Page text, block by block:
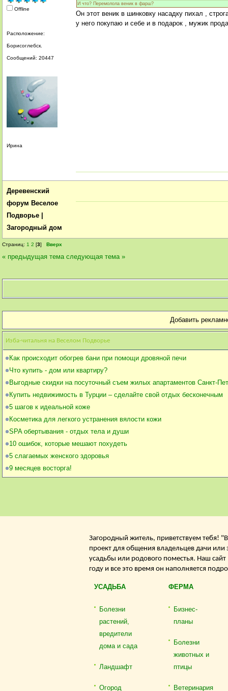
Offline
Расположение:
Борисоглебск.
Сообщений: 20447
Ирина
И что? Перемолола веник в фарш?
Он этот веник в шинковку насадку пихал ,
у него покупаю и себе и в подарок , мужик
Деревенский
форум Веселое
Подворье |
Загородный дом
Страниц: 1 2 [3] Вверх
« предыдущая тема следующая тема »
Добавить
Изба-читальня на Веселом Подворье
Как происходит обогрев бани при помощи дровяной печи
Что купить - дом или квартиру?
Выгодные скидки на посуточный съем жилых апартаментов Санкт-
Купить недвижимость в Турции – сделайте свой отдых бесконечным
5 шагов к идеальной коже
Косметика для легкого устранения вялости кожи
SPA обертывания - отдых тела и души
10 ошибок, которые мешают похудеть
5 слагаемых женского здоровья
9 месяцев восторга!
Загородный житель, приветствуем тебя!
проект для общения владельцев дачи или
усадьбы или родового поместья. Наш
году и все это время он наполняется
УСАДЬБА
Болезни
растений,
вредители
дома и сада
Ландшафт
Огород
ФЕРМА
Бизнес-
планы
Болезни
животных и
птицы
Ветеринария